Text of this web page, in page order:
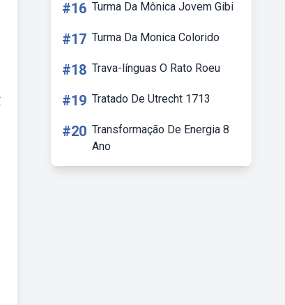
#16 Turma Da Mônica Jovem Gibi
#17 Turma Da Monica Colorido
#18 Trava-línguas O Rato Roeu
#19 Tratado De Utrecht 1713
#20 Transformação De Energia 8
Ano